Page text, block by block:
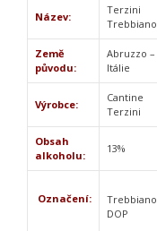
Název:
Terzini
Trebbiano
Země
původu:
Abruzzo –
Itálie
Výrobce:
Cantine
Terzini
Obsah
alkoholu:
13%
Označení:
Trebbiano
DOP